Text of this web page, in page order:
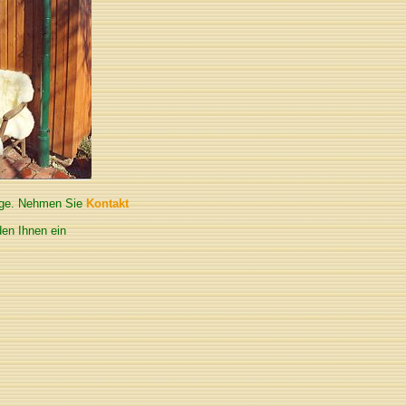
Nehmen SieKontakt
Ihnen ein